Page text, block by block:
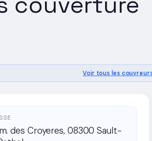
Voir tous les
des Croyeres, 08300 Sault-